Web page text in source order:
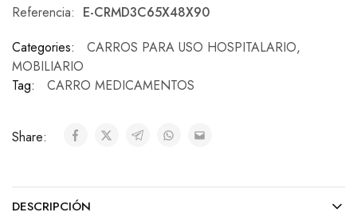
Referencia: E-CRMD3C65X48X90
Categories:
CARROS PARA USO HOSPITALARIO,
MOBILIARIO
Tag:
CARRO MEDICAMENTOS
Share:
DESCRIPCIÓN